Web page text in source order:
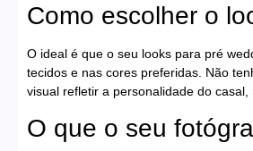
Como escolher o
O ideal é que o seu looks para pré
tecidos e nas cores preferidas. Não
visual refletir a personalidade do casal,
O que o seu